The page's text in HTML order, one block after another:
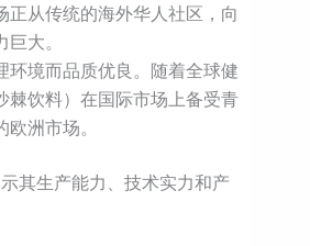
从传统的海外华人社区，向
大。
环境而品质优良。随着全球健
棘饮料）在国际市场上备受青
洲市场。
其生产能力、技术实力和产